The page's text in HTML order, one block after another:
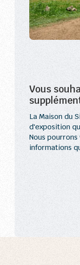
Vous
La Maison du
d'exposition
Nous
informations